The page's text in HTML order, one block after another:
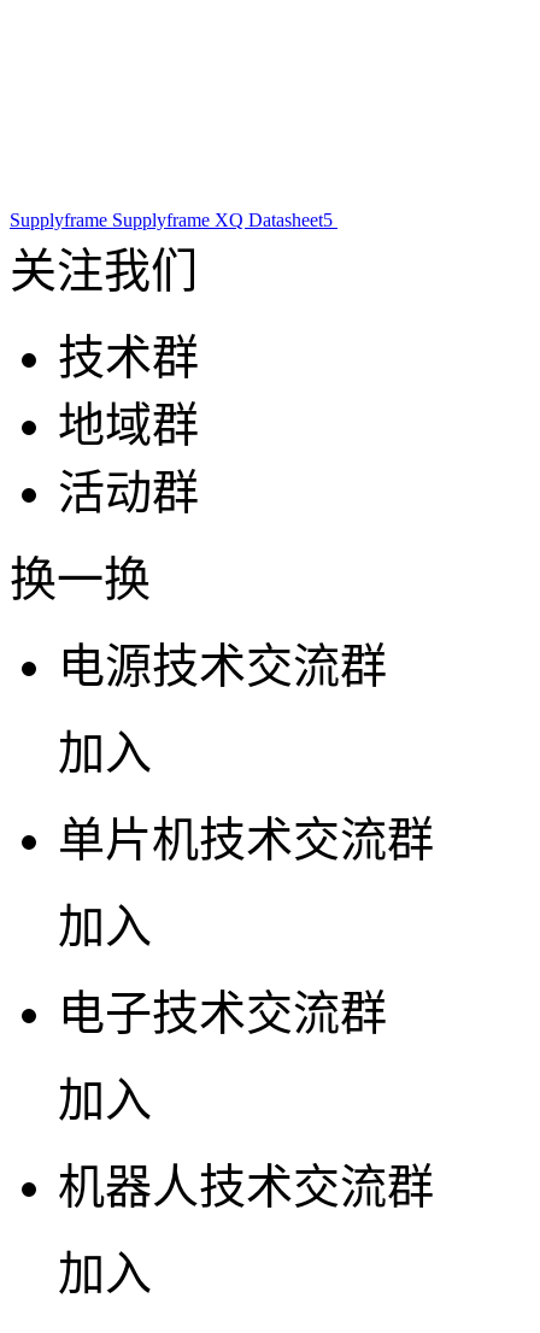
Supplyframe Supplyframe XQ Datasheet5
关注我们
技术群
地域群
活动群
换一换
电源技术交流群
加入
单片机技术交流群
加入
电子技术交流群
加入
机器人技术交流群
加入